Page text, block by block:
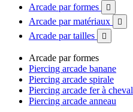
Arcade par formes

Arcade par matériaux 
Arcade par tailles 
Arcade par formes
Piercing arcade banane
Piercing arcade spirale
Piercing arcade fer à cheval
Piercing arcade anneau